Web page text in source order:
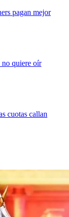
pagan mejor
no quiere oír
cuotas callan